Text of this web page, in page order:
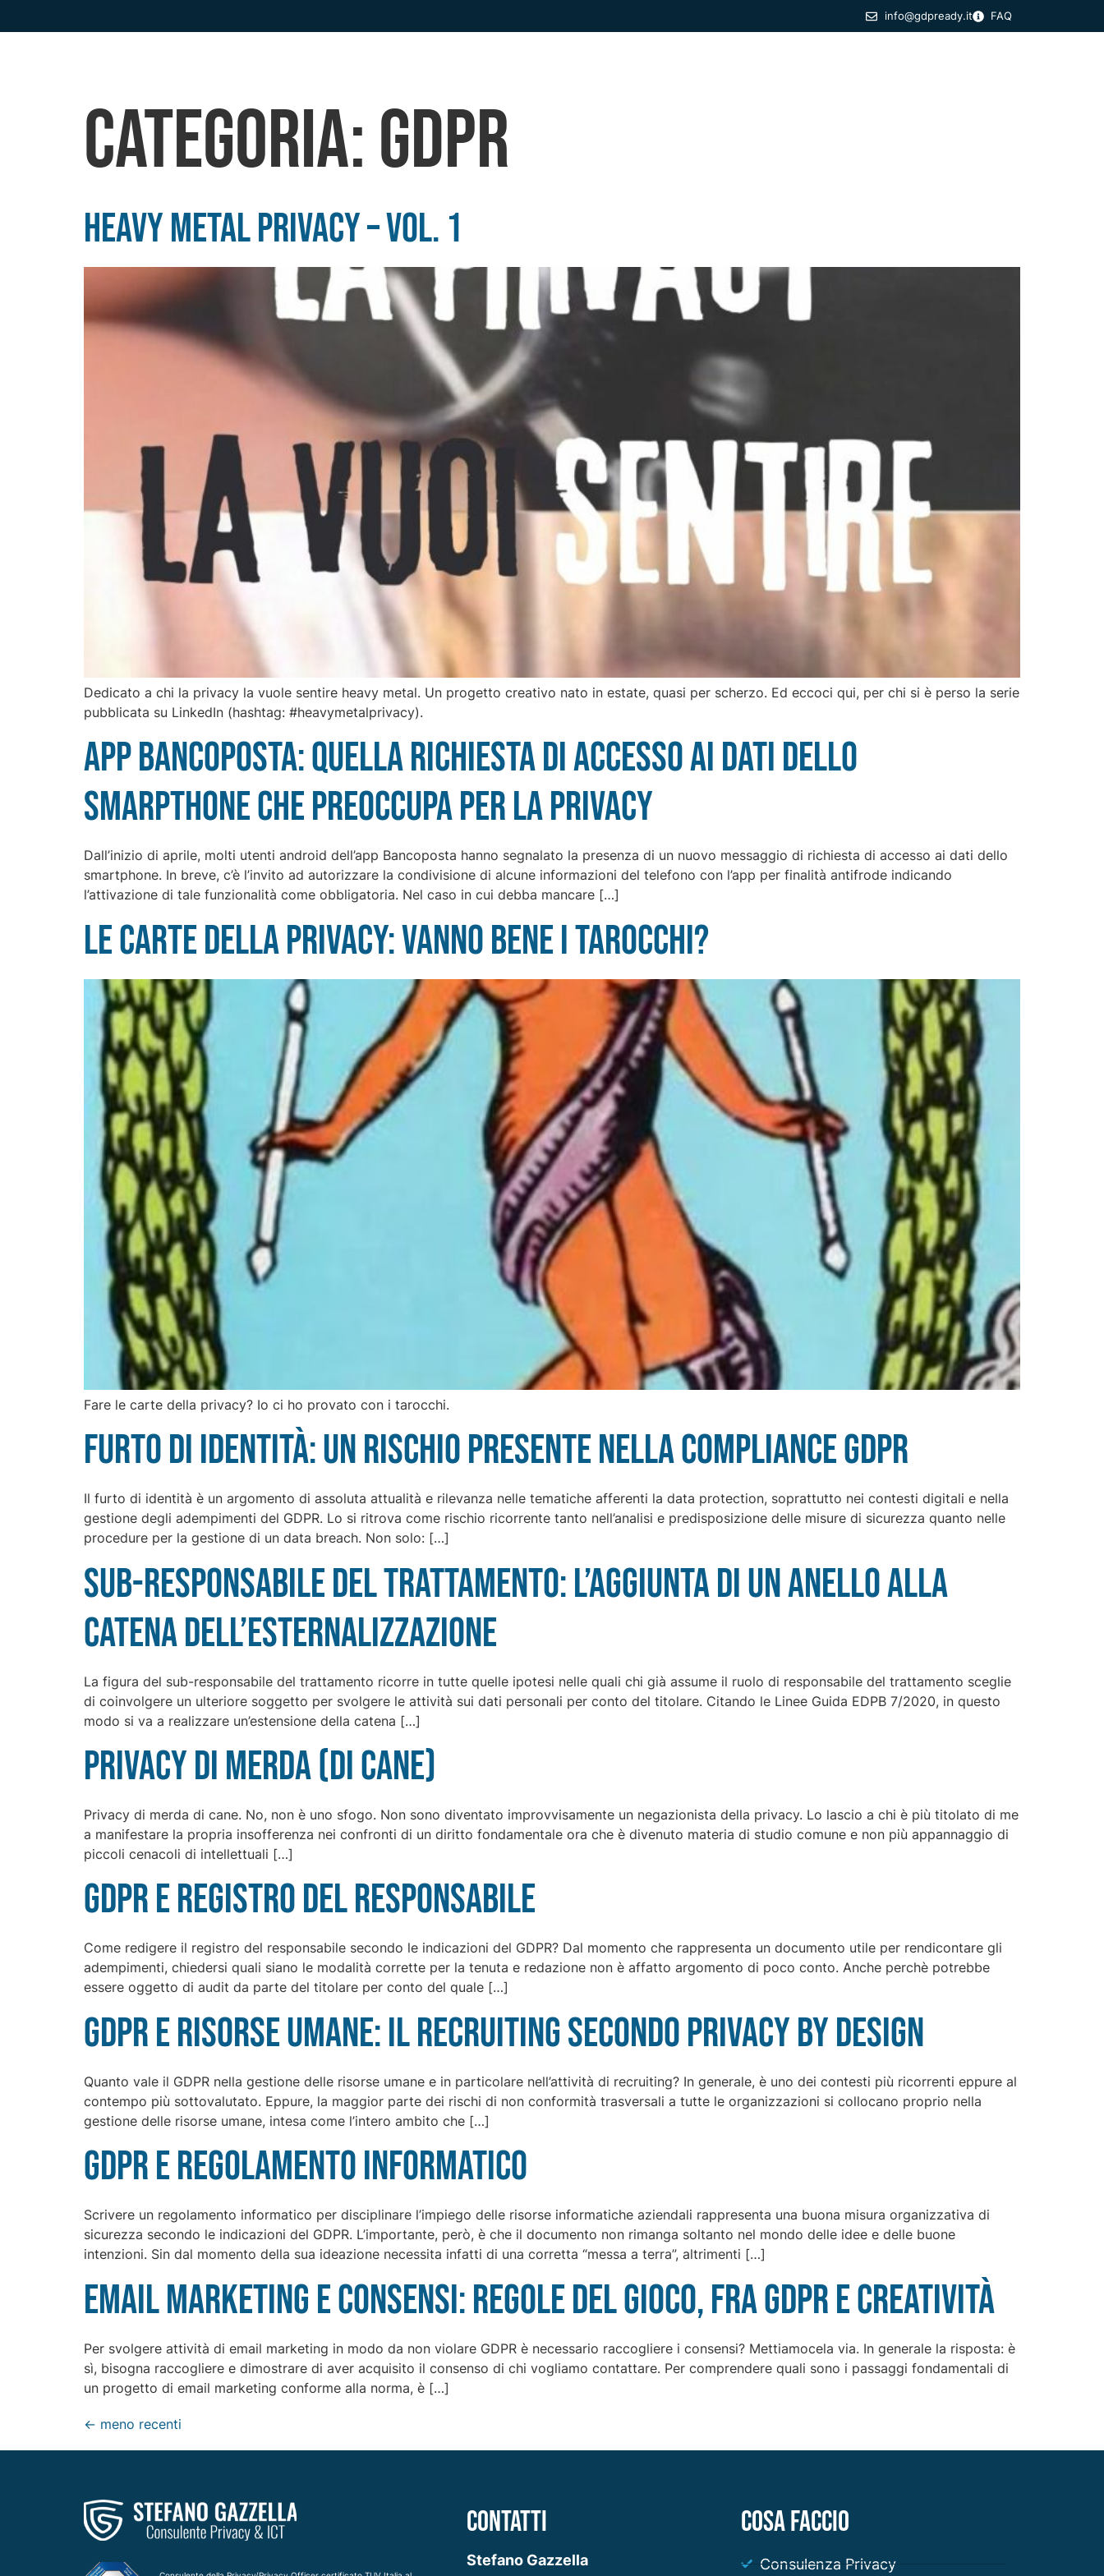
info@gdpready.it FAQ
Categoria:GDPR
Heavy Metal Privacy – vol. 1
Dedicato a chi la privacy la vuole sentire heavy metal. Un progetto creativo nato in estate, quasi per scherzo. Ed eccoci qui, per chi si è perso la serie
pubblicata su LinkedIn (hashtag: #heavymetalprivacy).
App Bancoposta: quella richiesta di accesso ai dati dello
smarpthone che preoccupa per la privacy
Dall’inizio di aprile, molti utenti android dell’app Bancoposta hanno segnalato la presenza di un nuovo messaggio di richiesta di accesso ai dati dello
smartphone. In breve, c’è l’invito ad autorizzare la condivisione di alcune informazioni del telefono con l’app per finalità antifrode indicando
l’attivazione di tale funzionalità come obbligatoria. Nel caso in cui debba mancare […]
Le carte della privacy: vanno bene i tarocchi?
Fare le carte della privacy? Io ci ho provato con i tarocchi.
Furto di identità: un rischio presente nella compliance GDPR
Il furto di identità è un argomento di assoluta attualità e rilevanza nelle tematiche afferenti la data protection, soprattutto nei contesti digitali e nella
gestione degli adempimenti del GDPR. Lo si ritrova come rischio ricorrente tanto nell’analisi e predisposizione delle misure di sicurezza quanto nelle
procedure per la gestione di un data breach. Non solo: […]
Sub-responsabile del trattamento: l’aggiunta di un anello alla
catena dell’esternalizzazione
La figura del sub-responsabile del trattamento ricorre in tutte quelle ipotesi nelle quali chi già assume il ruolo di responsabile del trattamento sceglie
di coinvolgere un ulteriore soggetto per svolgere le attività sui dati personali per conto del titolare. Citando le Linee Guida EDPB 7/2020, in questo
modo si va a realizzare un’estensione della catena […]
Privacy di merda (di cane)
Privacy di merda di cane. No, non è uno sfogo. Non sono diventato improvvisamente un negazionista della privacy. Lo lascio a chi è più titolato di me
a manifestare la propria insofferenza nei confronti di un diritto fondamentale ora che è divenuto materia di studio comune e non più appannaggio di
piccoli cenacoli di intellettuali […]
GDPR e registro del responsabile
Come redigere il registro del responsabile secondo le indicazioni del GDPR? Dal momento che rappresenta un documento utile per rendicontare gli
adempimenti, chiedersi quali siano le modalità corrette per la tenuta e redazione non è affatto argomento di poco conto. Anche perchè potrebbe
essere oggetto di audit da parte del titolare per conto del quale […]
GDPR e risorse umane: il recruiting secondo privacy by design
Quanto vale il GDPR nella gestione delle risorse umane e in particolare nell’attività di recruiting? In generale, è uno dei contesti più ricorrenti eppure al
contempo più sottovalutato. Eppure, la maggior parte dei rischi di non conformità trasversali a tutte le organizzazioni si collocano proprio nella
gestione delle risorse umane, intesa come l’intero ambito che […]
GDPR e regolamento informatico
Scrivere un regolamento informatico per disciplinare l’impiego delle risorse informatiche aziendali rappresenta una buona misura organizzativa di
sicurezza secondo le indicazioni del GDPR. L’importante, però, è che il documento non rimanga soltanto nel mondo delle idee e delle buone
intenzioni. Sin dal momento della sua ideazione necessita infatti di una corretta “messa a terra”, altrimenti […]
Email marketing e consensi: regole del gioco, fra GDPR e creatività
Per svolgere attività di email marketing in modo da non violare GDPR è necessario raccogliere i consensi? Mettiamocela via. In generale la risposta: è
sì, bisogna raccogliere e dimostrare di aver acquisito il consenso di chi vogliamo contattare. Per comprendere quali sono i passaggi fondamentali di
un progetto di email marketing conforme alla norma, è […]
← meno recenti
CONTATTI
Stefano Gazzella
COSA FACCIO
Consulenza Privacy